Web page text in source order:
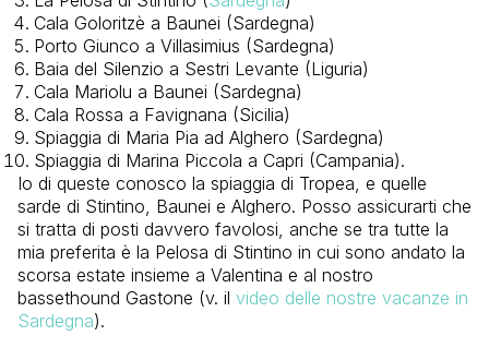
Cala Goloritzè a Baunei (Sardegna)
Porto Giunco a Villasimius (Sardegna)
Baia del Silenzio a Sestri Levante (Liguria)
Cala Mariolu a Baunei (Sardegna)
Cala Rossa a Favignana (Sicilia)
Spiaggia di Maria Pia ad Alghero (Sardegna)
Spiaggia di Marina Piccola a Capri (Campania).
Io di queste conosco la spiaggia di Tropea, e quelle
sarde di Stintino, Baunei e Alghero. Posso assicurarti che
si tratta di posti davvero favolosi, anche se tra tutte la
mia preferita è la Pelosa di Stintino in cui sono andato la
scorsa estate insieme a Valentina e al nostro
bassethound Gastone (v. il video delle nostre vacanze in
Sardegna).